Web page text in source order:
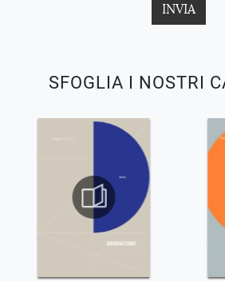
SFOGLIA I NOSTRI
INVIA